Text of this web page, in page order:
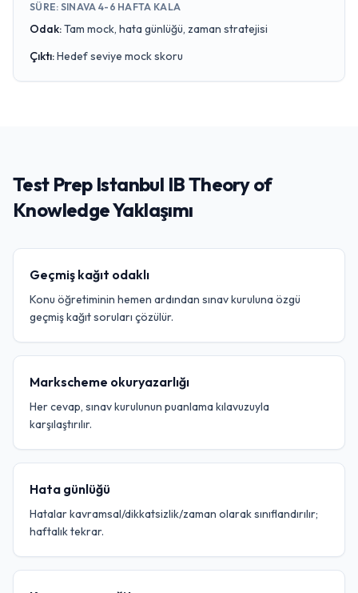
SÜRE: SINAVA 4-6 HAFTA KALA
Odak:Tam mock, hata günlüğü, zaman stratejisi
Çıktı:Hedef seviye mock skoru
Test Prep Istanbul IB Theory of
Knowledge Yaklaşımı
Geçmiş kağıt odaklı
Konu öğretiminin hemen ardından sınav kuruluna özgü
geçmiş kağıt soruları çözülür.
Markscheme okuryazarlığı
Her cevap, sınav kurulunun puanlama kılavuzuyla
karşılaştırılır.
Hata günlüğü
Hatalar kavramsal/dikkatsizlik/zaman olarak sınıflandırılır;
haftalık tekrar.